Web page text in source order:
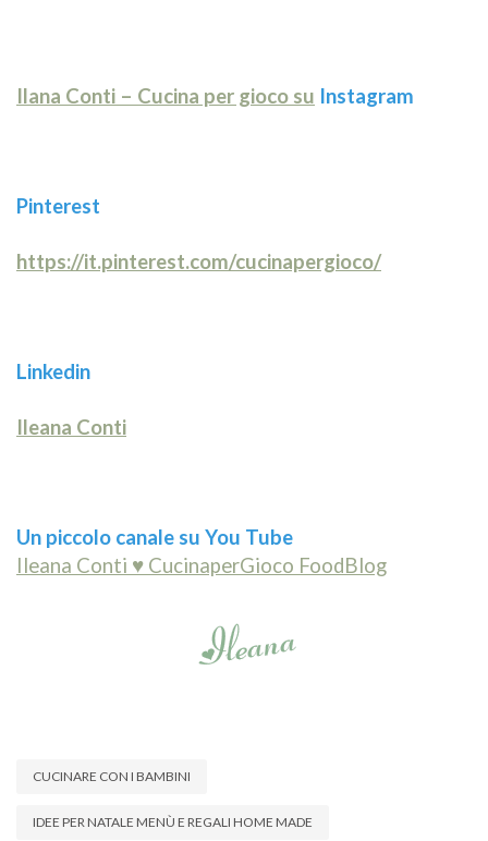
Ilana Conti – Cucina per gioco su Instagram
Pinterest
https://it.pinterest.com/cucinapergioco/
Linkedin
Ileana Conti
Un piccolo canale su You Tube
Ileana Conti ♥ CucinaperGioco FoodBlog
CUCINARE CON I BAMBINI
IDEE PER NATALE MENÙ E REGALI HOME MADE